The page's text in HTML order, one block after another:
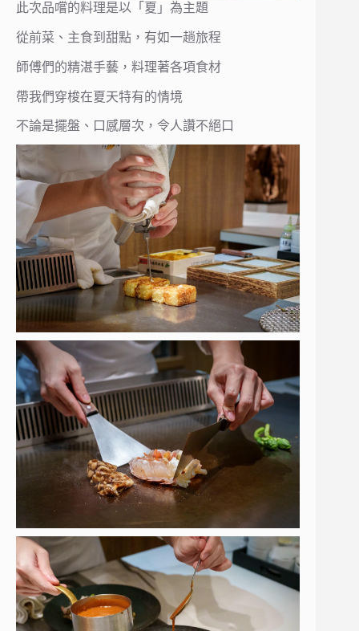
此次品嚐的料理是以「夏」為主題
從前菜、主食到甜點，有如一趟旅程
師傅們的精湛手藝，料理著各項食材
帶我們穿梭在夏天特有的情境
不論是擺盤、口感層次，令人讚不絕口